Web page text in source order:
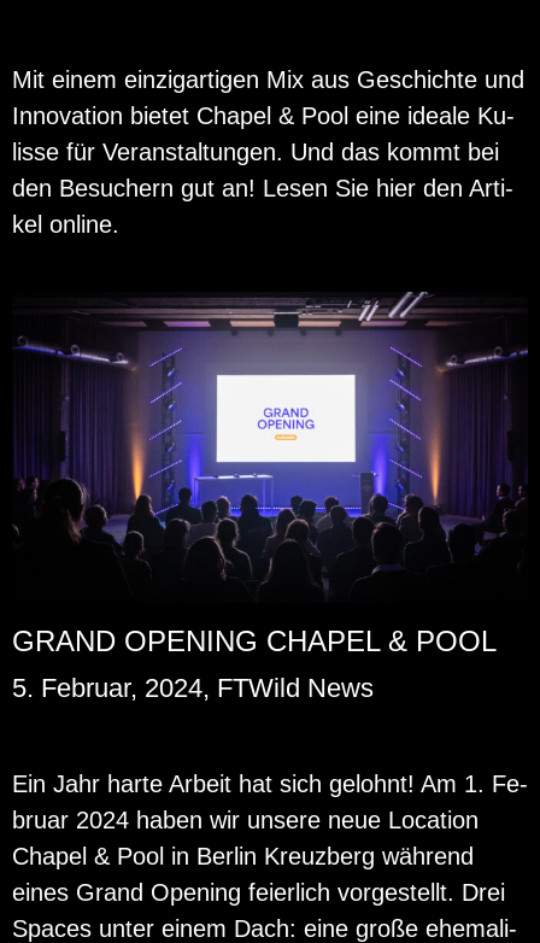
Mit einem ein­zig­ar­ti­gen Mix aus Ge­schich­te und
In­no­va­ti­on bie­tet Cha­pel & Pool eine idea­le Ku­
lis­se für Ver­an­stal­tun­gen. Und das kommt bei
den Be­su­chern gut an! Lesen Sie hier den Ar­ti­
kel on­line.
GRAND OPENING CHAPEL & POOL
5. Februar, 2024, FTWild News
Ein Jahr harte Ar­beit hat sich ge­lohnt! Am 1. Fe­
bru­ar 2024 haben wir un­se­re neue Lo­ca­ti­on
Cha­pel & Pool in Ber­lin Kreuz­berg wäh­rend
eines Grand Opening fei­er­lich vor­ge­stellt. Drei
Spaces unter einem Dach: eine große ehe­ma­li­